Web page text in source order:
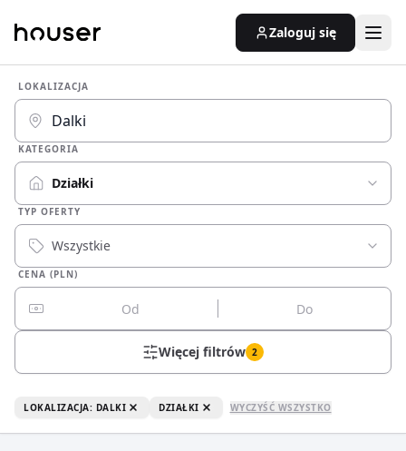
Zaloguj się
LOKALIZACJA
KATEGORIA
Działki
TYP OFERTY
Wszystkie
CENA (PLN)
Więcej filtrów 2
LOKALIZACJA: DALKI DZIAŁKI WYCZYŚĆ WSZYSTKO